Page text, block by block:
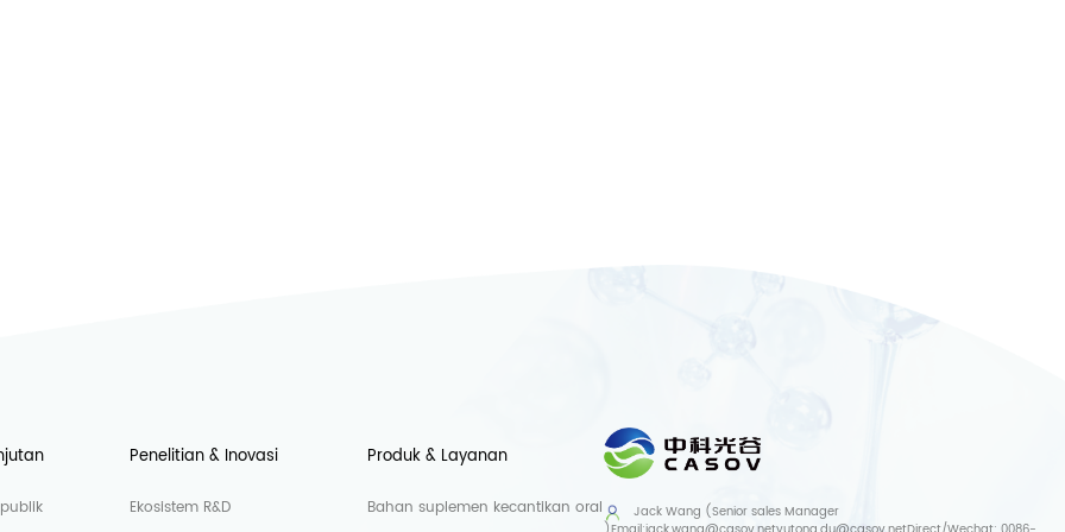
Penelitian & Inovasi
Ekosistem R&D
Produk & Layanan
Bahan suplemen kecantikan oral
Jack Wang (Senior sales Manager